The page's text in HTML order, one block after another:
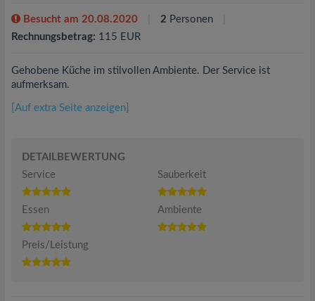
Besucht am 20.08.2020 2 Personen
Rechnungsbetrag: 115 EUR
Gehobene Küche im stilvollen Ambiente. Der Service ist
aufmerksam.
[Auf extra Seite anzeigen]
DETAILBEWERTUNG
Service
Sauberkeit
Essen Ambiente
Preis/Leistung